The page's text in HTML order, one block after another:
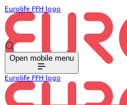
Eurolife FFH logo
Open mobile menu
Eurolife FFH logo